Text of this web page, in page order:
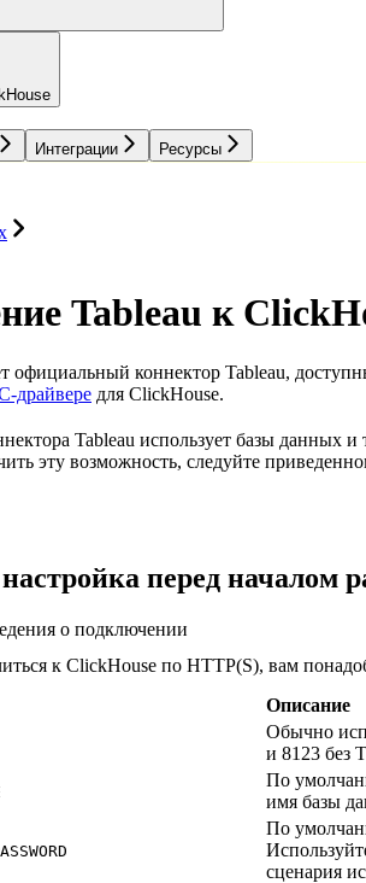
Интеграции Ресурсы
Tableau к
официальный коннектор Tableau,
драйвере для ClickHouse.
Tableau использует базы данных и
эту возможность, следуйте
перед началом
о подключении
к ClickHouse по HTTP(S), вам
Описание
Обычно
и 8123 без
По
имя базы
По
сценария